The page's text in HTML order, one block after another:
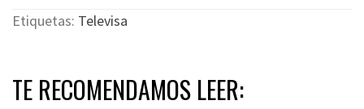
Etiquetas: Televisa
TE RECOMENDAMOS LEER: